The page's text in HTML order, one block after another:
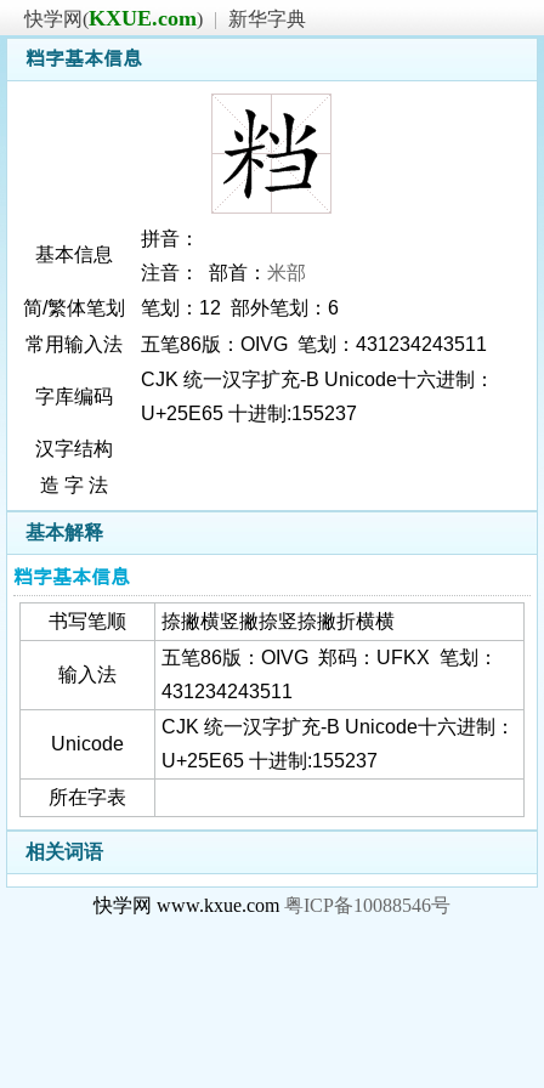
快学网(KXUE.com) |
新华字典
𥹥字基本信息
基本信息
拼音：
注音： 部首： 米部
简/繁体笔划
笔划：12 部外笔划：6
常用输入法
五笔86版：OIVG 笔划：431234243511
字库编码
CJK 统一汉字扩充-B Unicode十六进制：
U+25E65 十进制:155237
汉字结构
造 字 法
基本解释
𥹥字基本信息
书写笔顺 捺撇横竖撇捺竖捺撇折横横
输入法
五笔86版：OIVG 郑码：UFKX 笔划：
431234243511
Unicode
CJK 统一汉字扩充-B Unicode十六进制：
U+25E65 十进制:155237
所在字表
相关词语
快学网 www.kxue.com 粤ICP备10088546号